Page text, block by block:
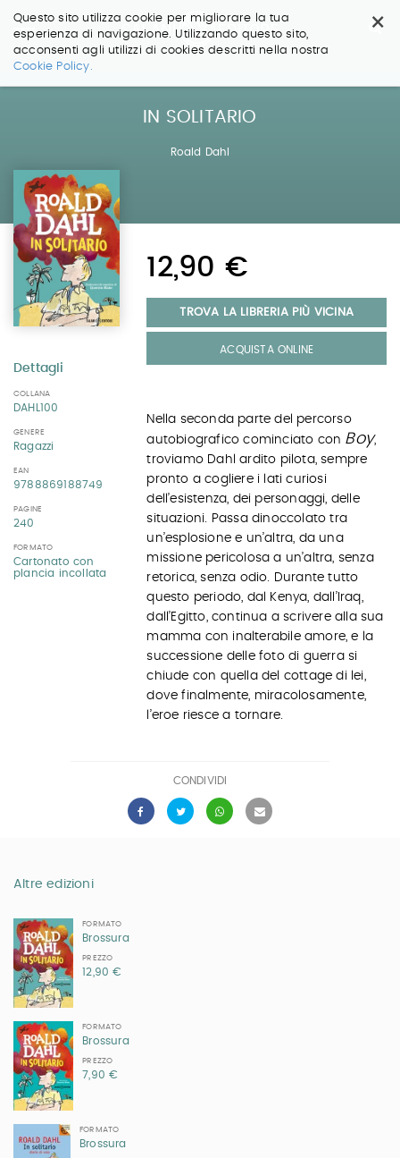
×
Questo sito utilizza cookie per migliorare la tua
esperienza di navigazione. Utilizzando questo sito,
acconsenti agli utilizzi di cookies descritti nella nostra
Cookie Policy.
Salta
IN SOLITARIO
Roald Dahl
Dettagli
COLLANA
DAHL100
GENERE
Ragazzi
EAN
9788869188749
PAGINE
240
FORMATO
Cartonato con
plancia incollata
12,90 €
TROVA LA LIBRERIA PIÙ VICINA
ACQUISTA ONLINE
Nella seconda parte del percorso
autobiografico cominciato con Boy,
troviamo Dahl ardito pilota, sempre
pronto a cogliere i lati curiosi
dell’esistenza, dei personaggi, delle
situazioni. Passa dinoccolato tra
un’esplosione e un’altra, da una
missione pericolosa a un’altra, senza
retorica, senza odio. Durante tutto
questo periodo, dal Kenya, dall’Iraq,
dall’Egitto, continua a scrivere alla sua
mamma con inalterabile amore, e la
successione delle foto di guerra si
chiude con quella del cottage di lei,
dove finalmente, miracolosamente,
l’eroe riesce a tornare.
CONDIVIDI
Altre edizioni
FORMATO
Brossura
PREZZO
12,90 €
FORMATO
Brossura
PREZZO
7,90 €
FORMATO
Brossura